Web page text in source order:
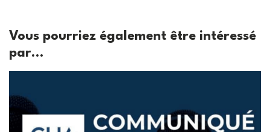
Vous pourriez également être intéressé
par...